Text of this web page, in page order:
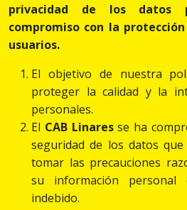
privacidad de los datos
compromiso con la
usuarios.
El objetivo de nuestra
proteger la calidad y la
personales.
El CAB Linaresse ha
seguridad de los datos
tomar las precauciones
su información personal
indebido.